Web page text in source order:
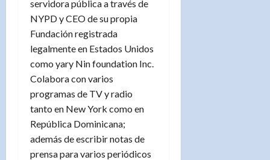
servidora pública a través de
NYPD y CEO de su propia
Fundación registrada
legalmente en Estados Unidos
como yary Nin foundation Inc.
Colabora con varios
programas de TV y radio
tanto en New York como en
República Dominicana;
además de escribir notas de
prensa para varios periódicos